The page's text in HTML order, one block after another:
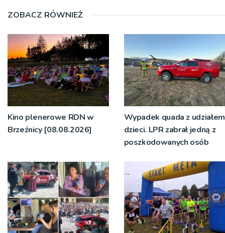
ZOBACZ RÓWNIEŻ
Kino plenerowe RDN w
Brzeźnicy [08.08.2026]
Wypadek quada z udziałem
dzieci. LPR zabrał jedną z
poszkodowanych osób